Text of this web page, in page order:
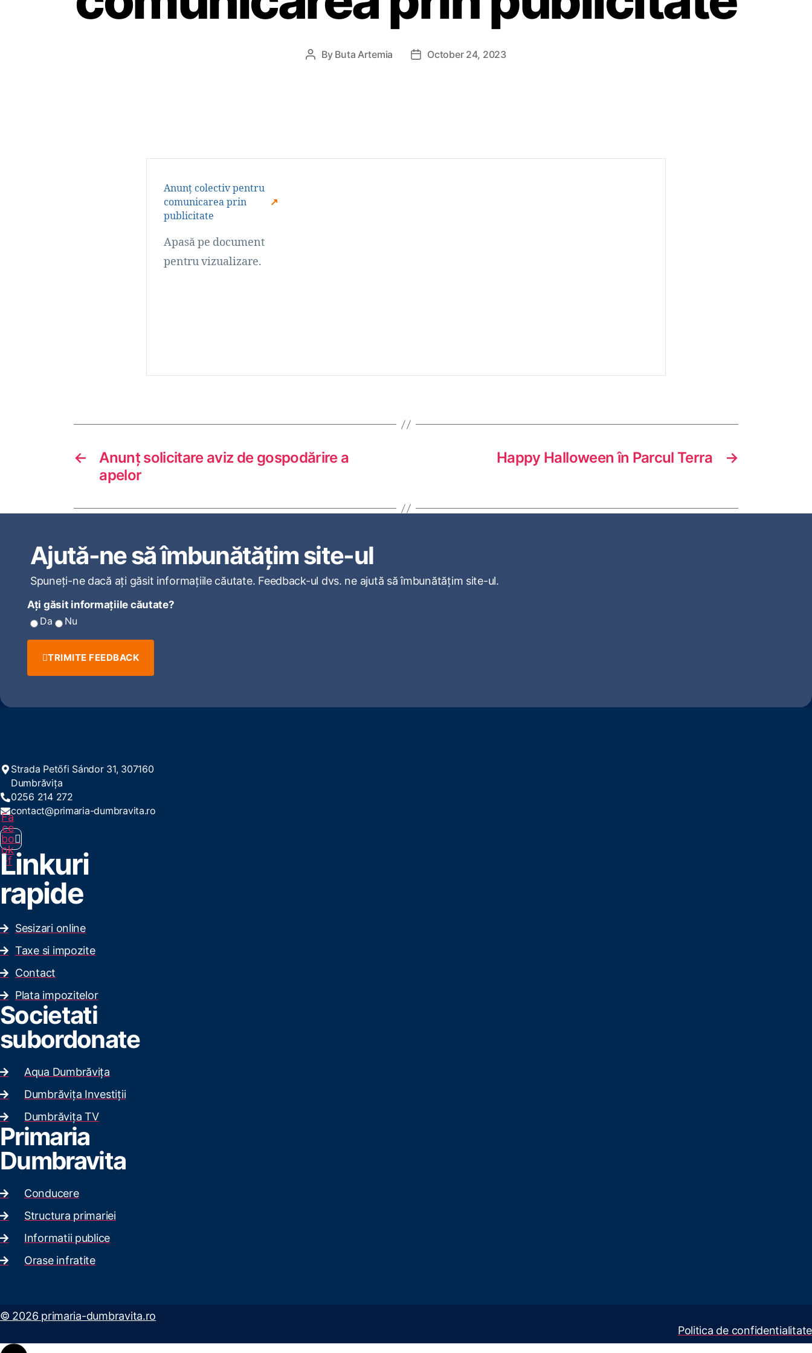
Post
By Buta Artemia
PostOctober 24, 2023
Anunț colectiv pentru
comunicarea prin
publicitate
Apasă pe document
pentru vizualizare.
←
Anunț solicitare aviz de gospodărire a
apelor
→
Happy Halloween în Parcul Terra
Ajută-ne să îmbunătățim site-ul
Spuneți-ne dacă ați găsit informațiile căutate. Feedback-ul dvs. ne ajută să îmbunătățim site-ul.
Ați găsit informațiile căutate?
Da
Nu
TRIMITE FEEDBACK
Strada Petőfi Sándor 31, 307160
Dumbrăvița
0256 214 272
contact@primaria-dumbravita.ro
Fa
ce
bo
ok
-f
Linkuri
rapide
Sesizari online
Taxe si impozite
Contact
Plata impozitelor
Societati
subordonate
Aqua Dumbrăvița
Dumbrăvița Investiții
Dumbrăvița TV
Primaria
Dumbravita
Conducere
Structura primariei
Informatii publice
Orase infratite
© 2026 primaria-dumbravita.ro
Politica de confidentialitate